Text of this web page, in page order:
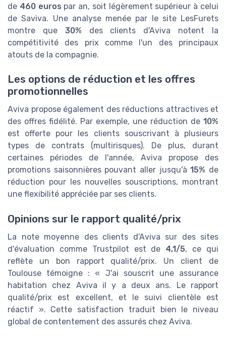
de 460 euros par an, soit légèrement supérieur à celui
de Saviva. Une analyse menée par le site LesFurets
montre que 30% des clients d'Aviva notent la
compétitivité des prix comme l'un des principaux
atouts de la compagnie.
Les options de réduction et les offres
promotionnelles
Aviva propose également des réductions attractives et
des offres fidélité. Par exemple, une réduction de 10%
est offerte pour les clients souscrivant à plusieurs
types de contrats (multirisques). De plus, durant
certaines périodes de l'année, Aviva propose des
promotions saisonnières pouvant aller jusqu'à15% de
réduction pour les nouvelles souscriptions, montrant
une flexibilité appréciée par ses clients.
Opinions sur le rapport qualité/prix
La note moyenne des clients d'Aviva sur des sites
d'évaluation comme Trustpilot est de 4,1/5, ce qui
reflète un bon rapport qualité/prix. Un client de
Toulouse témoigne : « J'ai souscrit une assurance
habitation chez Aviva il y a deux ans. Le rapport
qualité/prix est excellent, et le suivi clientèle est
réactif ». Cette satisfaction traduit bien le niveau
global de contentement des assurés chez Aviva.